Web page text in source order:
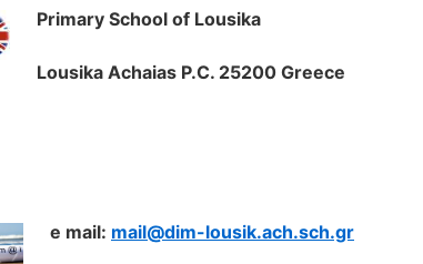
Primary School of Lousika
Lousika Achaias P.C. 25200 Greece
e mail: mail@dim-lousik.ach.sch.gr